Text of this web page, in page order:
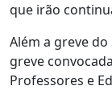
que irão
Além a greve
greve
Professores e